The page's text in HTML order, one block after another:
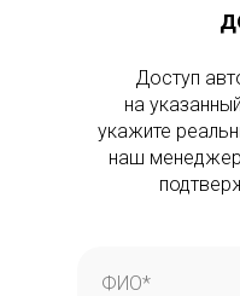
Доступ
на
укажите
наш